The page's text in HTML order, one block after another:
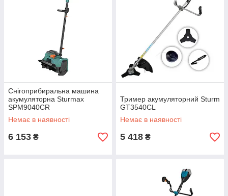
Снігоприбиральна машина
акумуляторна Sturmax
SPM9040CR
Немає в наявності
6 153 ₴
Тример акумуляторний Sturm
GT3540CL
Немає в наявності
5 418 ₴